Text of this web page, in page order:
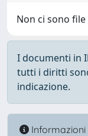
Non ci sono
I documenti in
tutti i diritti
indicazione.
Informazioni